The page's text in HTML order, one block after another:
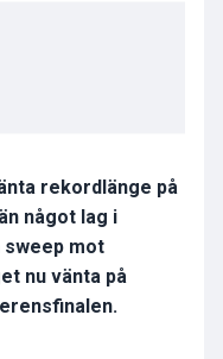
rekordlänge på
något lag i
sweep mot
nu vänta på